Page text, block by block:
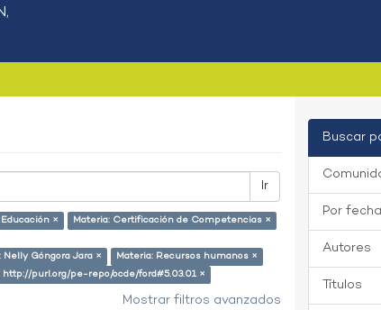
Ir
×
Materia: Certificación de Competencias ×
Nelly Góngora Jara ×
Materia: Recursos humanos ×
http://purl.org/pe-repo/ocde/ford#5.03.01 ×
Mostrar filtros avanzados
Buscar
Por
Autores
Títulos